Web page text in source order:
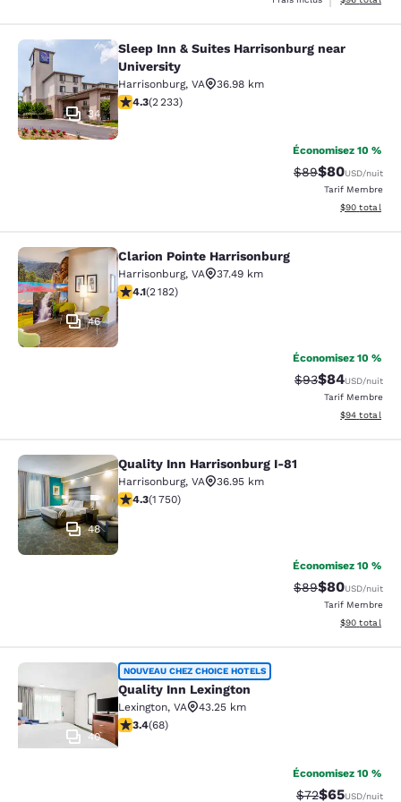
Sleep Inn & Suites Harrisonburg
34
Sleep Inn & Suites Harrisonburg near
University
Harrisonburg, VA
36.98 km
4.28 étoiles. Excellent. 2233 commentaires
4.3(2 233)
Économisez 10 %
Tarif barré :
$89Tarif réduit :
$80USD/nuit
Tarif Membre
Afficher les
$90 total
Clarion Pointe Harrisonburg
46
Clarion Pointe Harrisonburg
Harrisonburg, VA
37.49 km
4.12 étoiles. Très Bien. 2182 commentaires
4.1(2 182)
Économisez 10 %
Tarif barré :
$93Tarif réduit :
$84USD/nuit
Tarif Membre
Afficher les
$94 total
Quality Inn Harrisonburg I-81
48
Quality Inn Harrisonburg I-81
Harrisonburg, VA
36.95 km
4.27 étoiles. Excellent. 1750 commentaires
4.3(1 750)
Économisez 10 %
Tarif barré :
$89Tarif réduit :
$80USD/nuit
Tarif Membre
Afficher les
$90 total
Quality Inn Lexington
40
NOUVEAU CHEZ CHOICE HOTELS
Quality Inn Lexington
Lexington, VA
43.25 km
3.38 étoiles. Bien. 68 commentaires
3.4(68)
Économisez 10 %
Tarif barré :
$72Tarif réduit :
$65USD/nuit